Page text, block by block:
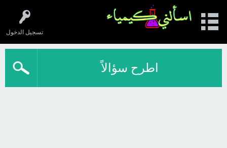
تسجيل الدخول
اطرح سؤالاً